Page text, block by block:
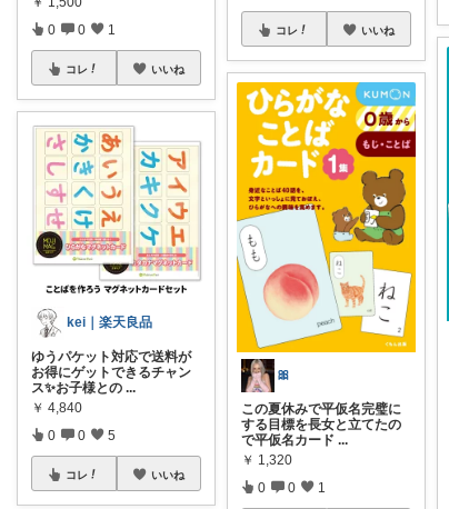
0 0 1
コレ いいね
kei｜楽天良品
ゆうパケット対応で送料が
お得にゲットできるチャン
ス✨お子様との ...
￥ 4,840
0 0 5
コレ いいね
コレ いいね
🎀
この夏休みで平仮名完璧に
する目標を長女と立てたの
で平仮名カード ...
￥ 1,320
0 0 1